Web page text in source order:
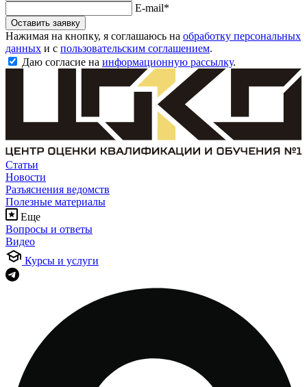
E-mail*
Оставить заявку
Нажимая на кнопку, я соглашаюсь на обработку персональных
данных и с пользовательским соглашением.
Даю согласие на информационную рассылку.
Статьи
Новости
Разъяснения ведомств
Полезные материалы
Еще
Вопросы и ответы
Видео
Курсы и услуги